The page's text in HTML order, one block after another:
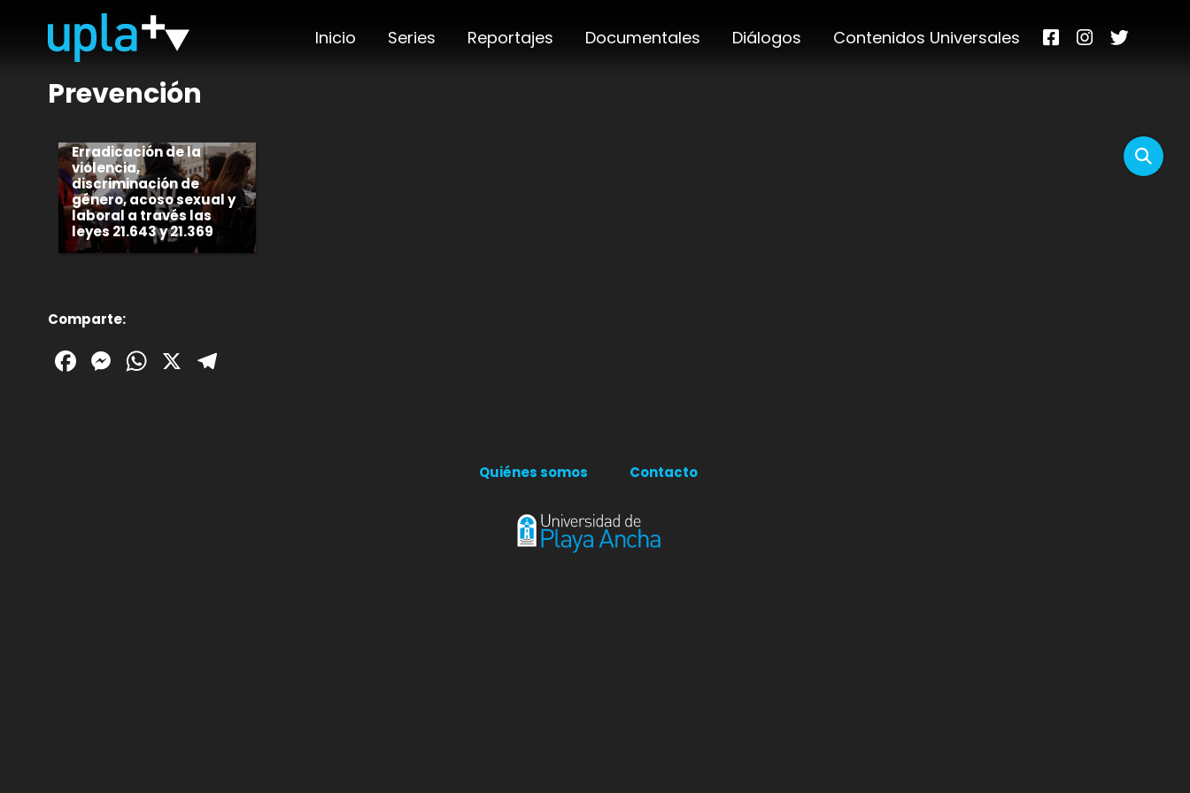
Inicio Series Reportajes Documentales Diálogos Contenidos Universales
Prevención
Erradicación de la
violencia,
discriminación de
género, acoso sexual y
laboral a través las
leyes 21.643 y 21.369
Comparte:
Facebook
Messenger
WhatsApp
X
Quiénes somos Contacto